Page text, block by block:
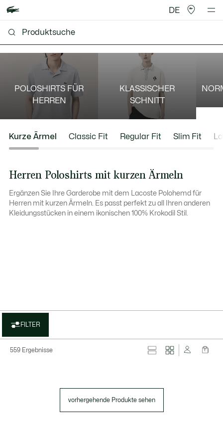
DE
POLOSHIRTS FÜR
HERREN
KLASSISCHER
SCHNITT
Kurze Ärmel Classic Fit Regular Fit Slim Fit
Herren Poloshirts mit kurzen Ärmeln
Ergänzen Sie Ihre Garderobe mit dem Lacoste Polohemd für
Herren mit kurzen Ärmeln. Es passt perfekt zu all Ihren anderen
Kleidungsstücken in einem ikonischen 100% Krokodil Stil.
FILTER
559 Ergebnisse
vorhergehende Produkte sehen